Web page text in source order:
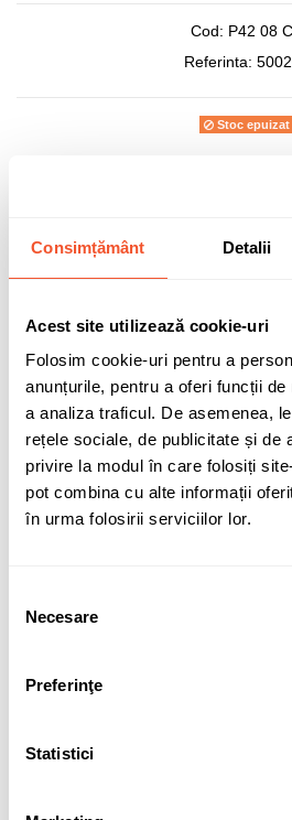
Consimțământ Detalii
Acest site utilizează cookie-uri
Folosim cookie-uri pentru a
anunțurile, pentru a oferi funcții
a analiza traficul. De asemenea,
rețele sociale, de publicitate și de
privire la modul în care folosiți
pot combina cu alte informații
în urma folosirii serviciilor lor.
consimțământului
Necesare
Preferinţe
Statistici
Cod: P42 08
Referinta:
Stoc epuizat
Adaugă în
Sunt de acord cu politica de